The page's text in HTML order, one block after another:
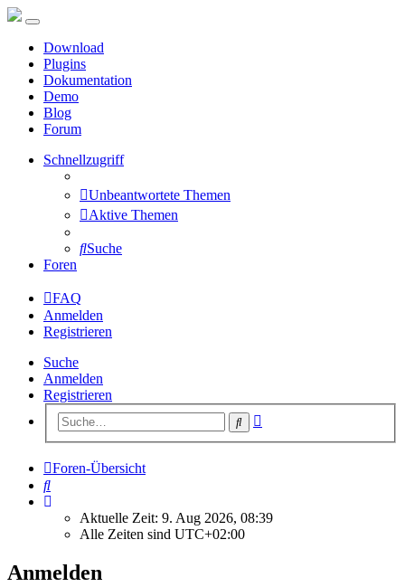
Download
Plugins
Dokumentation
Demo
Blog
Forum
Schnellzugriff
Unbeantwortete Themen
Aktive Themen
Suche
Foren
FAQ
Anmelden
Registrieren
Suche
Anmelden
Registrieren
Suche
Foren-Übersicht
Suche
Aktuelle Zeit: 9. Aug 2026, 08:39
Alle Zeiten sind UTC+02:00
Anmelden